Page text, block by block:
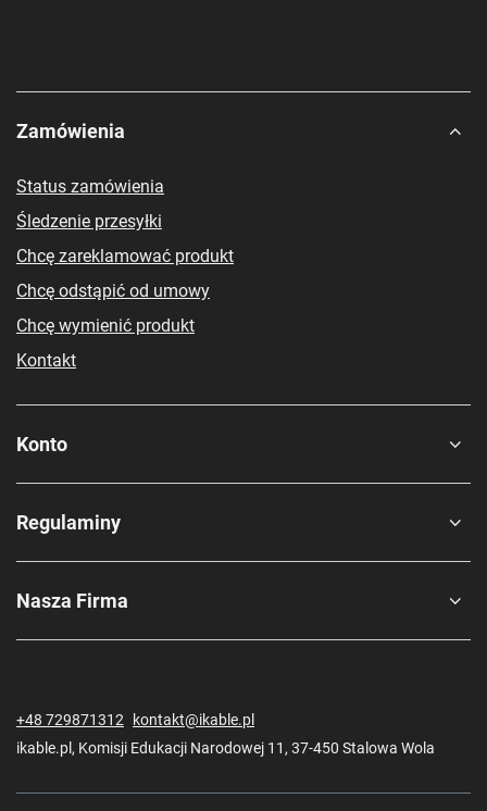
Zamówienia
Status zamówienia
Śledzenie przesyłki
Chcę zareklamować produkt
Chcę odstąpić od umowy
Chcę wymienić produkt
Kontakt
Konto
Regulaminy
Nasza Firma
+48 729871312
kontakt@ikable.pl
ikable.pl , Komisji Edukacji Narodowej 11 , 37-450 Stalowa Wola